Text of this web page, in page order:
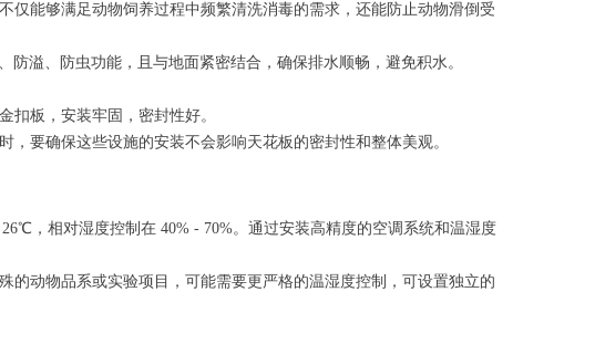
仅能够满足动物饲养过程中频繁清洗消毒的需求，还能防止动物滑倒受
溢、防虫功能，且与地面紧密结合，确保排水顺畅，避免积水。
扣板，安装牢固，密封性好。
要确保这些设施的安装不会影响天花板的密封性和整体美观。
，相对湿度控制在 40% - 70%。通过安装高精度的空调系统和温湿度
的动物品系或实验项目，可能需要更严格的温湿度控制，可设置独立的